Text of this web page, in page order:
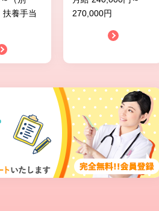
扶養手当
270,000円